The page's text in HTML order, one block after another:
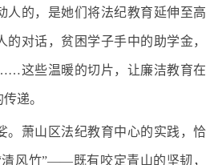
人的，是她们将法纪教育延伸至高
对话，贫困学子手中的助学金，
这些温暖的切片，让廉洁教育在
递。
萧山区法纪教育中心的实践，恰
风竹”——既有咬定青山的坚韧，